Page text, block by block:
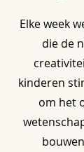
Elke week
die de
kinderen
om het